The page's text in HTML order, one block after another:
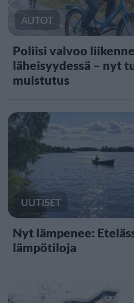
AUTOT
Poliisi valvoo
läheisyydessä – nyt
muistutus
UUTISET
Nyt lämpenee:
lämpötiloja